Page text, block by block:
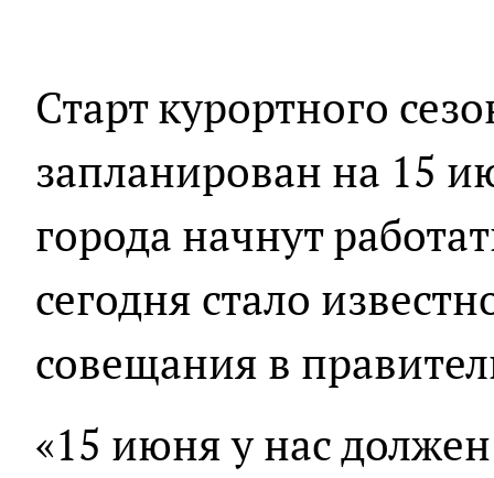
Старт курортного
запланирован на 15
города начнут
сегодня стало
совещания в
«15 июня у нас